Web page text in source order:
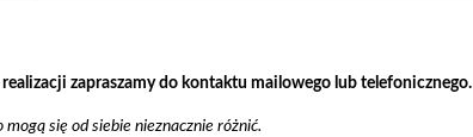
zapraszamy do kontaktu mailowego lub telefonicznego.
się od siebie nieznacznie różnić.